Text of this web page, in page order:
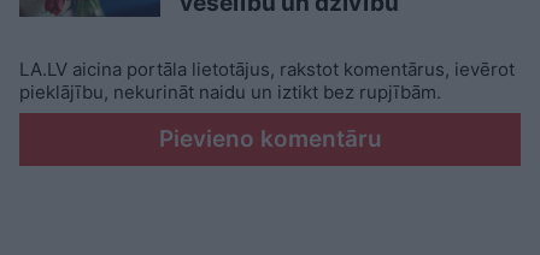
LA.LV aicina portāla lietotājus, rakstot komentārus, ievērot
pieklājību, nekurināt naidu un iztikt bez rupjībām.
Pievieno komentāru